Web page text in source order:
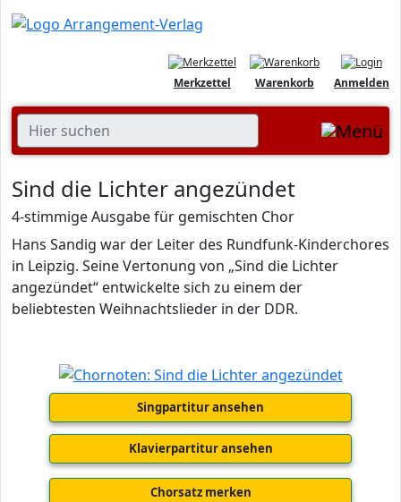
Anmelden
Warenkorb
Merkzettel
Sind die Lichter angezündet
4-stimmige Ausgabe für gemischten Chor
Hans Sandig war der Leiter des Rundfunk-Kinderchores
in Leipzig. Seine Vertonung von „Sind die Lichter
angezündet“ entwickelte sich zu einem der
beliebtesten Weihnachtslieder in der DDR.
Singpartitur ansehen
Klavierpartitur ansehen
Chorsatz merken